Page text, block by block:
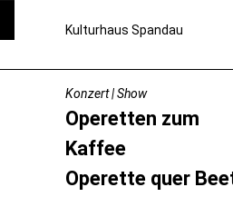
Kulturhaus Spandau
Konzert | Show
Operetten zum
Kaffee
Operette quer